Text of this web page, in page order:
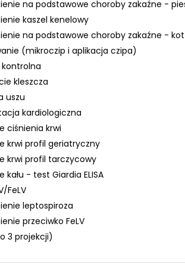
na podstawowe choroby zakaźne -
kaszel kenelowy
na podstawowe choroby zakaźne - kot
(mikroczip i aplikacja czipa)
kleszcza
uszu
kardiologiczna
ciśnienia krwi
krwi profil geriatryczny
krwi profil tarczycowy
kału - test Giardia ELISA
FeLV
leptospiroza
przeciwko FeLV
3 projekcji)